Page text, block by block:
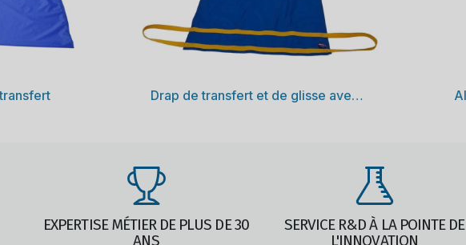
Découvrir Drap de transfert et de glisse avec 6 poignées
EXPERTISE MÉTIER DE PLUS DE 30
ANS
SERVICE R&D À LA POINTE DE
L'INNOVATION